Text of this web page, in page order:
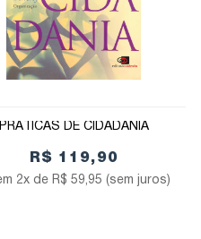
PRÁTICAS DE CIDADANIA
R$ 119,90
2x de R$ 59,95 (sem juros)